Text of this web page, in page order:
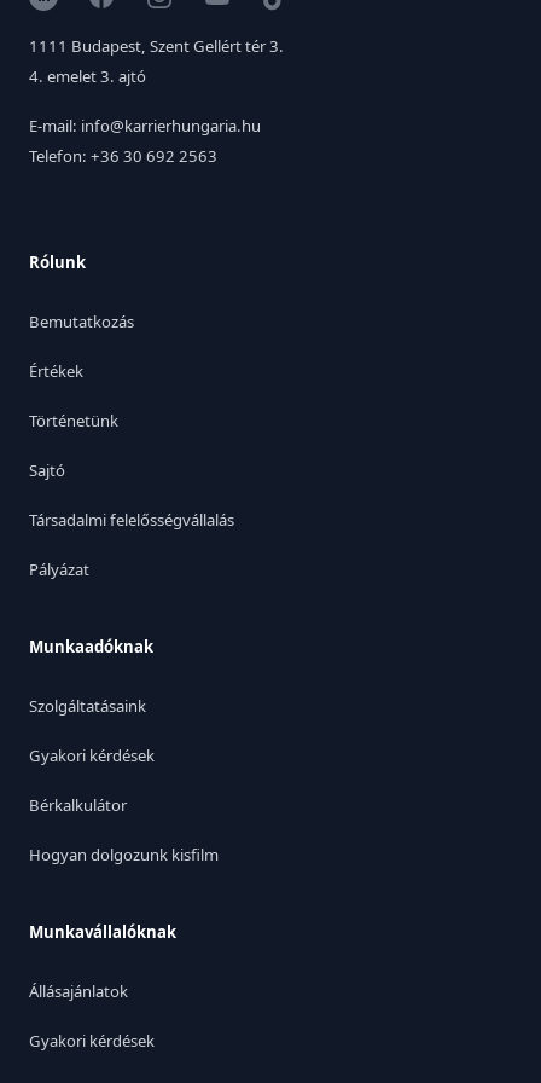
1111 Budapest, Szent Gellért tér 3.
4. emelet 3. ajtó
E-mail: info@karrierhungaria.hu
Telefon: +36 30 692 2563
Rólunk
Bemutatkozás
Értékek
Történetünk
Sajtó
Társadalmi felelősségvállalás
Pályázat
Munkaadóknak
Szolgáltatásaink
Gyakori kérdések
Bérkalkulátor
Hogyan dolgozunk kisfilm
Munkavállalóknak
Állásajánlatok
Gyakori kérdések